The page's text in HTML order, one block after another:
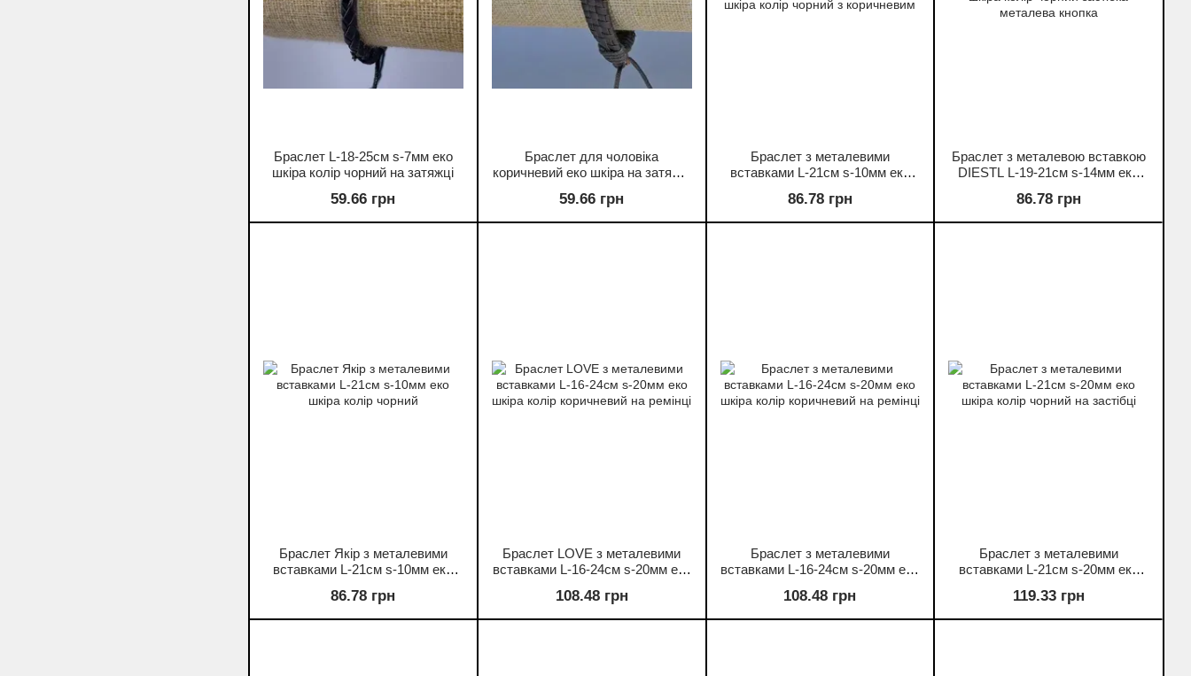
Браслет L-18-25см s-7мм еко
шкіра колір чорний на затяжці
59.66 грн
Браслет для чоловіка
коричневий еко шкіра на затяжці
59.66 грн
Браслет з металевими
вставками L-21см s-10мм еко
86.78 грн
Браслет з металевою вставкою
DIESTL L-19-21см s-14мм еко
металева кнопка
86.78 грн
Браслет Якір з металевими
вставками L-21см s-10мм еко
86.78 грн
Браслет LOVE з металевими
вставками L-16-24см s-20мм еко
ремінці
108.48 грн
Браслет з металевими
вставками L-16-24см s-20мм еко
ремінці
108.48 грн
Браслет з металевими
вставками L-21см s-20мм еко
119.33 грн